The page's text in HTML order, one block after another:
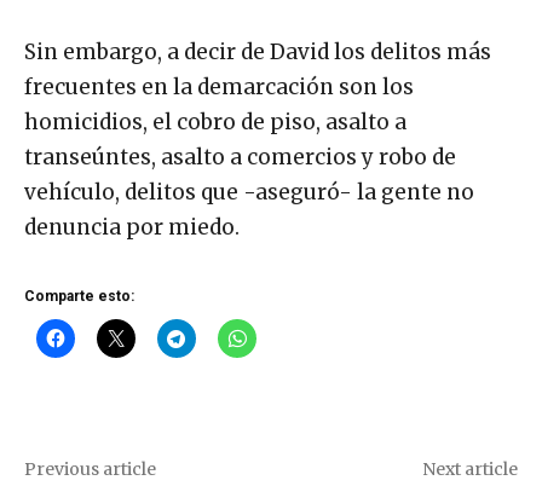
Sin embargo, a decir de David los delitos más
frecuentes en la demarcación son los
homicidios, el cobro de piso, asalto a
transeúntes, asalto a comercios y robo de
vehículo, delitos que -aseguró- la gente no
denuncia por miedo.
Comparte esto:
Previous article Next article